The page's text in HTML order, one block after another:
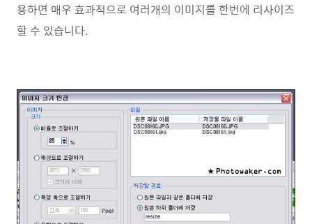
용하면 매우 효과적으로 여러개의 이미지를 한번에 리사이즈
할 수 있습니다.